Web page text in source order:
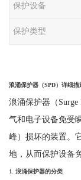
保护设备
保护类型
浪涌保护器（SPD）详细描
浪涌保护器（
气和电子设备免受
峰）损坏的装置。
地，从而保护设备
1. 浪涌保护器的分类